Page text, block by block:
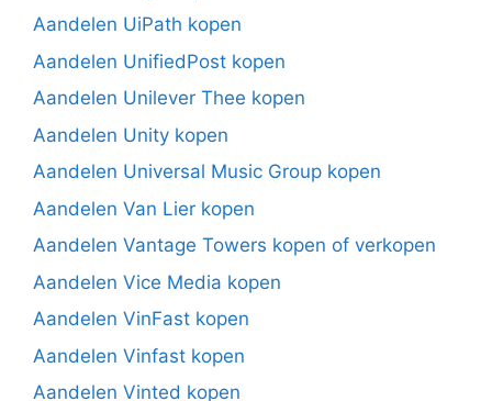
Aandelen UiPath kopen
Aandelen UnifiedPost kopen
Aandelen Unilever Thee kopen
Aandelen Unity kopen
Aandelen Universal Music Group kopen
Aandelen Van Lier kopen
Aandelen Vantage Towers kopen of verkopen
Aandelen Vice Media kopen
Aandelen VinFast kopen
Aandelen Vinfast kopen
Aandelen Vinted kopen